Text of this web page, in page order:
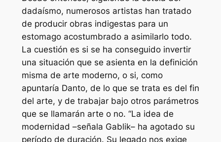
dadaísmo, numerosos artistas han tratado
de producir obras indigestas para un
estomago acostumbrado a asimilarlo todo.
La cuestión es si se ha conseguido invertir
una situación que se asienta en la definición
misma de arte moderno, o si, como
apuntaría Danto, de lo que se trata es del fin
del arte, y de trabajar bajo otros parámetros
que se llamarán arte o no. “La idea de
modernidad –señala Gablik– ha agotado su
período de duración. Su legado nos exige